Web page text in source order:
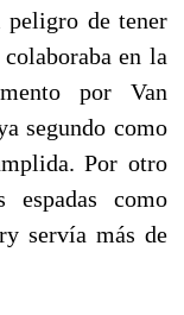
peligro de tener
en la
por Van
segundo como
Por otro
espadas como
servía más de